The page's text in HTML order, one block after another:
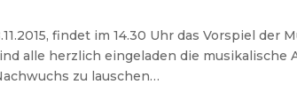
findet im 14.30 Uhr das Vorspiel der
alle herzlich eingeladen die musikalische
zu lauschen…